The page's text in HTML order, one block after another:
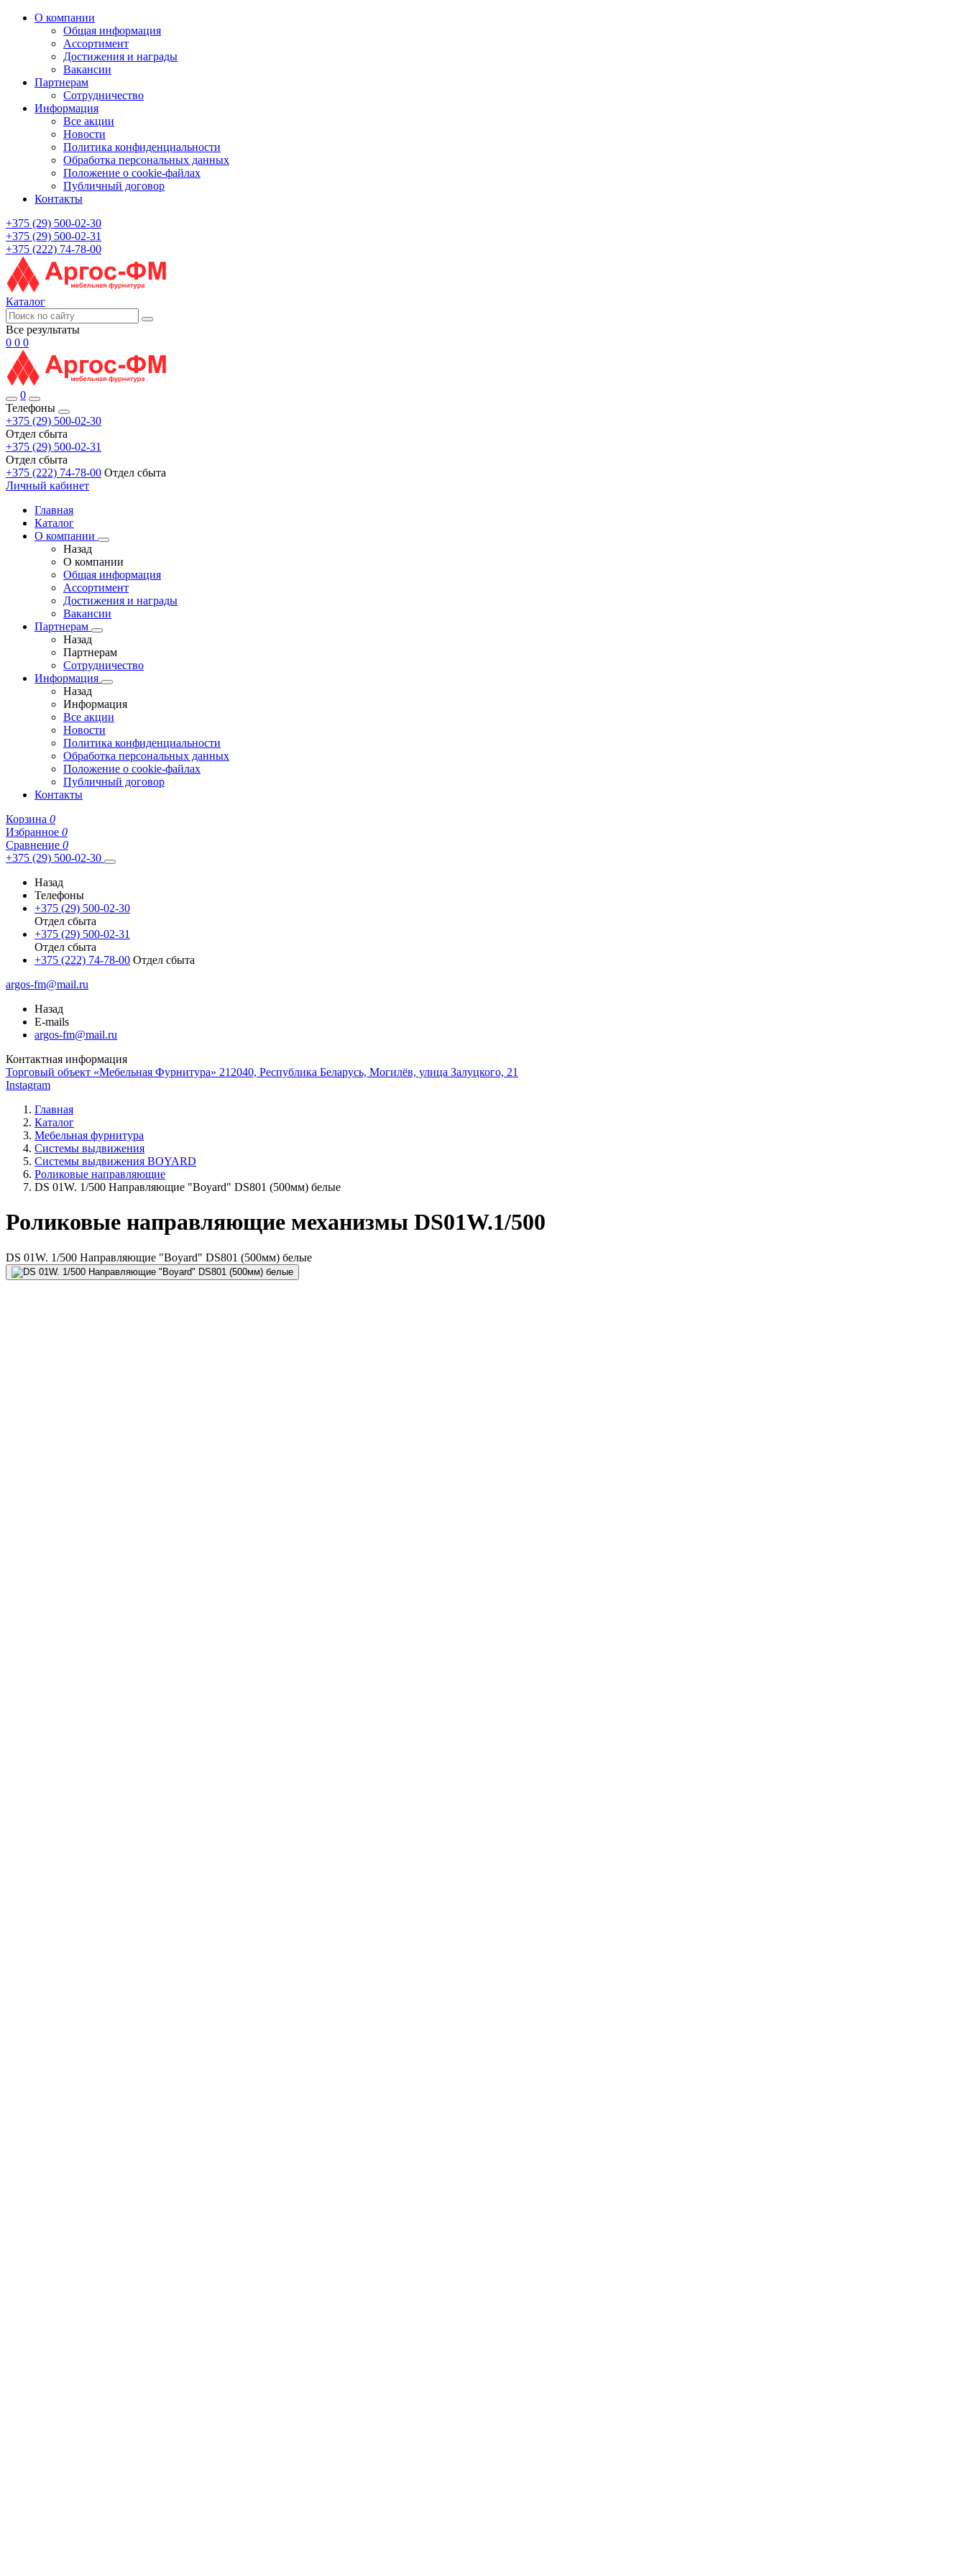
О компании
Общая информация
Ассортимент
Достижения и награды
Вакансии
Партнерам
Сотрудничество
Информация
Все акции
Новости
Политика конфиденциальности
Обработка персональных данных
Положение о cookie-файлах
Публичный договор
Контакты
+375 (29) 500-02-30
+375 (29) 500-02-31
+375 (222) 74-78-00
Каталог
Все результаты
0 0 0
0
Телефоны
+375 (29) 500-02-30
Отдел сбыта
+375 (29) 500-02-31
Отдел сбыта
+375 (222) 74-78-00 Отдел сбыта
Личный кабинет
Главная
Каталог
О компании
Назад
О компании
Общая информация
Ассортимент
Достижения и награды
Вакансии
Партнерам
Назад
Партнерам
Сотрудничество
Информация
Назад
Информация
Все акции
Новости
Политика конфиденциальности
Обработка персональных данных
Положение о cookie-файлах
Публичный договор
Контакты
Корзина 0
Избранное 0
Сравнение 0
+375 (29) 500-02-30
Назад
Телефоны
+375 (29) 500-02-30
Отдел сбыта
+375 (29) 500-02-31
Отдел сбыта
+375 (222) 74-78-00 Отдел сбыта
argos-fm@mail.ru
Назад
E-mails
argos-fm@mail.ru
Контактная информация
Торговый объект «Мебельная Фурнитура» 212040, Республика Беларусь, Могилёв, улица Залуцкого, 21
Instagram
Главная
Каталог
Мебельная фурнитура
Системы выдвижения
Системы выдвижения BOYARD
Роликовые направляющие
DS 01W. 1/500 Направляющие "Boyard" DS801 (500мм) белые
Роликовые направляющие механизмы DS01W.1/500
DS 01W. 1/500 Направляющие "Boyard" DS801 (500мм) белые